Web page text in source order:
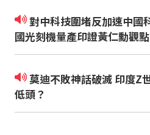
對中科技圍堵反加速中國科技自主？！中
國光刻機量產印證黃仁勳觀點
莫迪不敗神話破滅 印度Z世代如何逼政府
低頭？